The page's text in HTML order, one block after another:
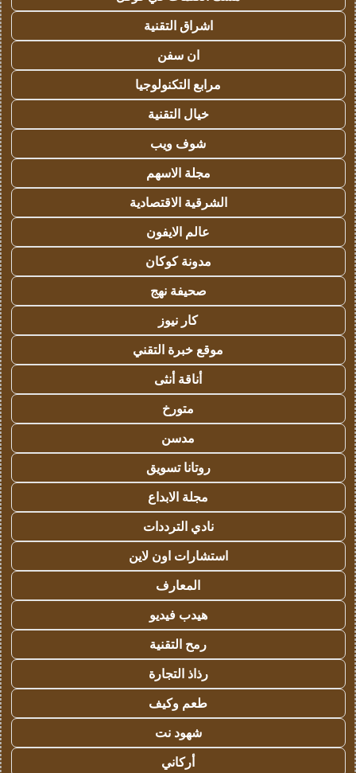
اشراق التقنية
ان سفن
مرابع التكنولوجيا
خيال التقنية
شوف ويب
مجلة الاسهم
الشرقية الاقتصادية
عالم الايفون
مدونة كوكان
صحيفة نهج
كار نيوز
موقع خبرة التقني
أناقة أنثى
متورخ
مدسن
روتانا تسويق
مجلة الابداع
نادي الترددات
استشارات اون لاين
المعارف
هيدب فيديو
رمح التقنية
رذاذ التجارة
طعم وكيف
شهود نت
أركاني